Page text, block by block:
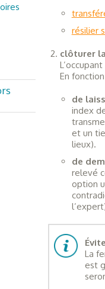
résilier
clôturer
En
de
index
et un
lieux).
de
relevé
option
La
est